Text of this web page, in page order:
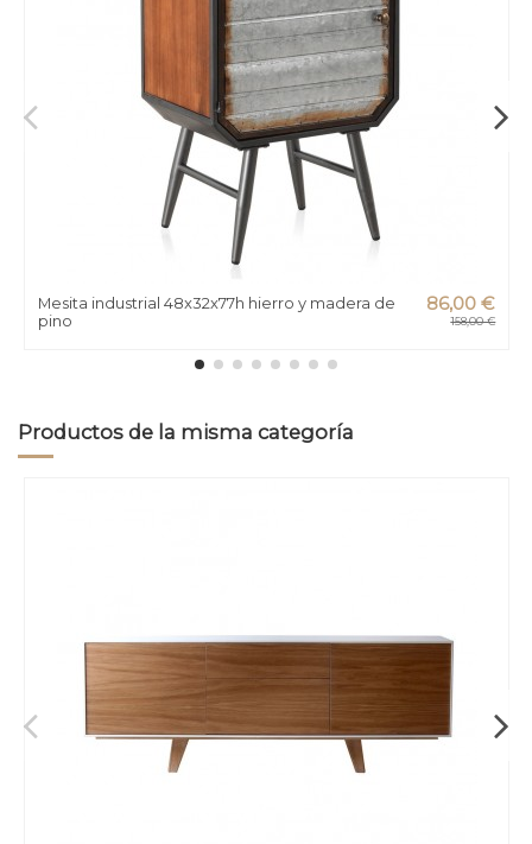
Mesita industrial 48x32x77h hierro y madera de
pino
86,00 €
158,00 €
Productos de la misma categoría